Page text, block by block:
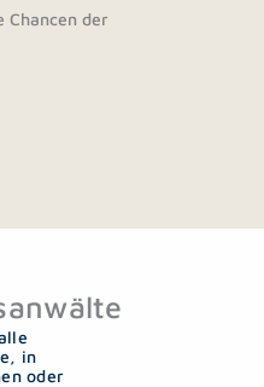
Chancen der
in
oder